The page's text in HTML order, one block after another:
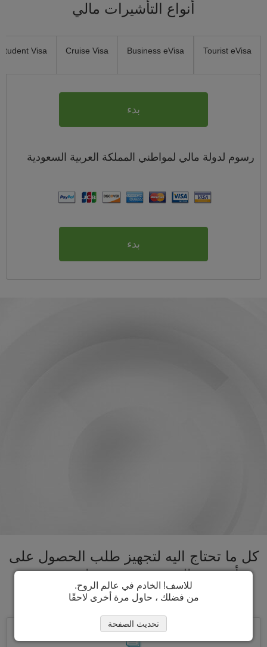
أنواع التأشيرات مالي
Tourist eVisa
Business eVisa
Cruise Visa
Student Visa
بدء
رسوم لدولة مالي لمواطني المملكة العربية السعودية
بدء
كل ما تحتاج اليه لتجهيز طلب الحصول على
تأشيرة مالي تحت سقف واحد. تسريع
عملية الحصول على تأشيرة مالي
للاسف! الخادم في عالم الروح.
من فضلك ، حاول مرة أخرى لاحقًا
تحديث الصفحة